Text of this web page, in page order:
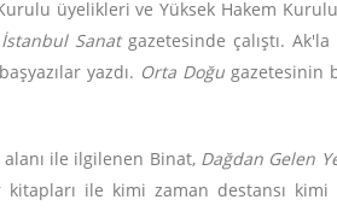
üyelikleri ve Yüksek Hakem
İstanbul Sanatgazetesinde çalıştı.
yazdı. Orta Doğu gazetesinin
alanı ile ilgilenen Binat, Dağdan Gelen
kitapları ile kimi zaman destansı